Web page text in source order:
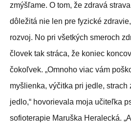
zmýšľame. O tom, že zdravá
dôležitá nie len pre fyzické
rozvoj. No pri všetkých smeroch
človek tak stráca, že koniec
čokoľvek. „Omnoho viac vám
myšlienka, výčitka pri jedle, strach
jedlo,“ hovorievala moja učiteľka
sofioterapie Maruška Heralecká.